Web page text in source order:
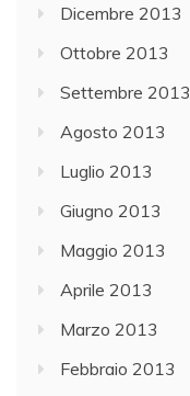
Dicembre 2013
Ottobre 2013
Settembre 2013
Agosto 2013
Luglio 2013
Giugno 2013
Maggio 2013
Aprile 2013
Marzo 2013
Febbraio 2013